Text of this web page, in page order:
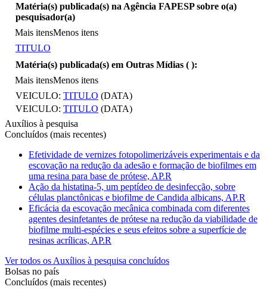
Matéria(s) publicada(s) na Agência FAPESP sobre o(a)
pesquisador(a)
Mais itensMenos itens
TITULO
Matéria(s) publicada(s) em Outras Mídias ( ):
Mais itensMenos itens
VEICULO: TITULO (DATA)
VEICULO: TITULO (DATA)
Auxílios à pesquisa
Concluídos (mais recentes)
Efetividade de vernizes fotopolimerizáveis experimentais e da
escovação na redução da adesão e formação de biofilmes em
uma resina para base de prótese, AP.R
Ação da histatina-5, um peptídeo de desinfecção, sobre
células planctônicas e biofilme de Candida albicans, AP.R
Eficácia da escovação mecânica combinada com diferentes
agentes desinfetantes de prótese na redução da viabilidade de
biofilme multi-espécies e seus efeitos sobre a superfície de
resinas acrílicas, AP.R
Ver todos os Auxílios à pesquisa concluídos
Bolsas no país
Concluídos (mais recentes)